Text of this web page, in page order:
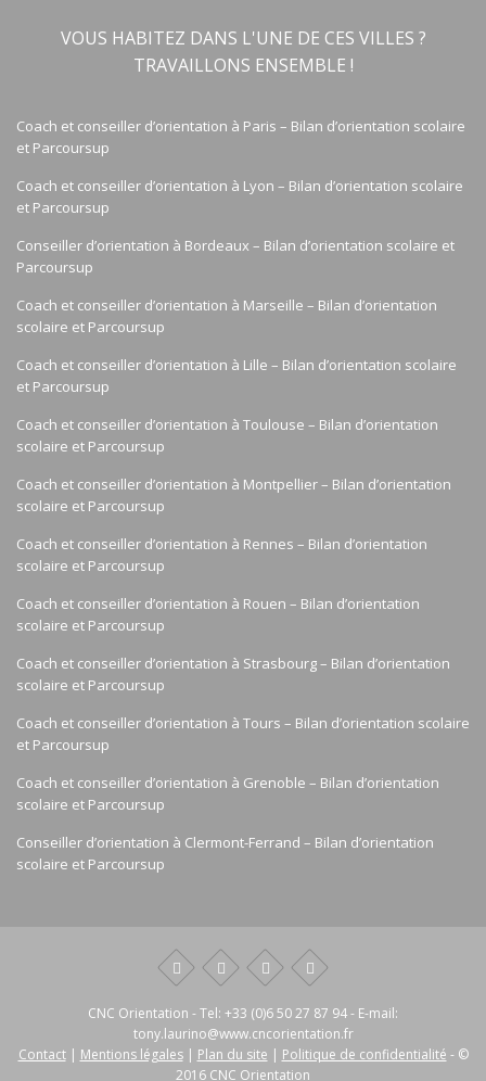
VOUS HABITEZ DANS L'UNE DE CES VILLES ?
TRAVAILLONS ENSEMBLE !
Coach et conseiller d’orientation à Paris – Bilan d’orientation scolaire
et Parcoursup
Coach et conseiller d’orientation à Lyon – Bilan d’orientation scolaire
et Parcoursup
Conseiller d’orientation à Bordeaux – Bilan d’orientation scolaire et
Parcoursup
Coach et conseiller d’orientation à Marseille – Bilan d’orientation
scolaire et Parcoursup
Coach et conseiller d’orientation à Lille – Bilan d’orientation scolaire
et Parcoursup
Coach et conseiller d’orientation à Toulouse – Bilan d’orientation
scolaire et Parcoursup
Coach et conseiller d’orientation à Montpellier – Bilan d’orientation
scolaire et Parcoursup
Coach et conseiller d’orientation à Rennes – Bilan d’orientation
scolaire et Parcoursup
Coach et conseiller d’orientation à Rouen – Bilan d’orientation
scolaire et Parcoursup
Coach et conseiller d’orientation à Strasbourg – Bilan d’orientation
scolaire et Parcoursup
Coach et conseiller d’orientation à Tours – Bilan d’orientation scolaire
et Parcoursup
Coach et conseiller d’orientation à Grenoble – Bilan d’orientation
scolaire et Parcoursup
Conseiller d’orientation à Clermont-Ferrand – Bilan d’orientation
scolaire et Parcoursup
CNC Orientation - Tel: +33 (0)6 50 27 87 94- E-mail:
tony.laurino@www.cncorientation.fr
Contact| Mentions légales| Plan du site | Politique de confidentialité - ©
2016 CNC Orientation